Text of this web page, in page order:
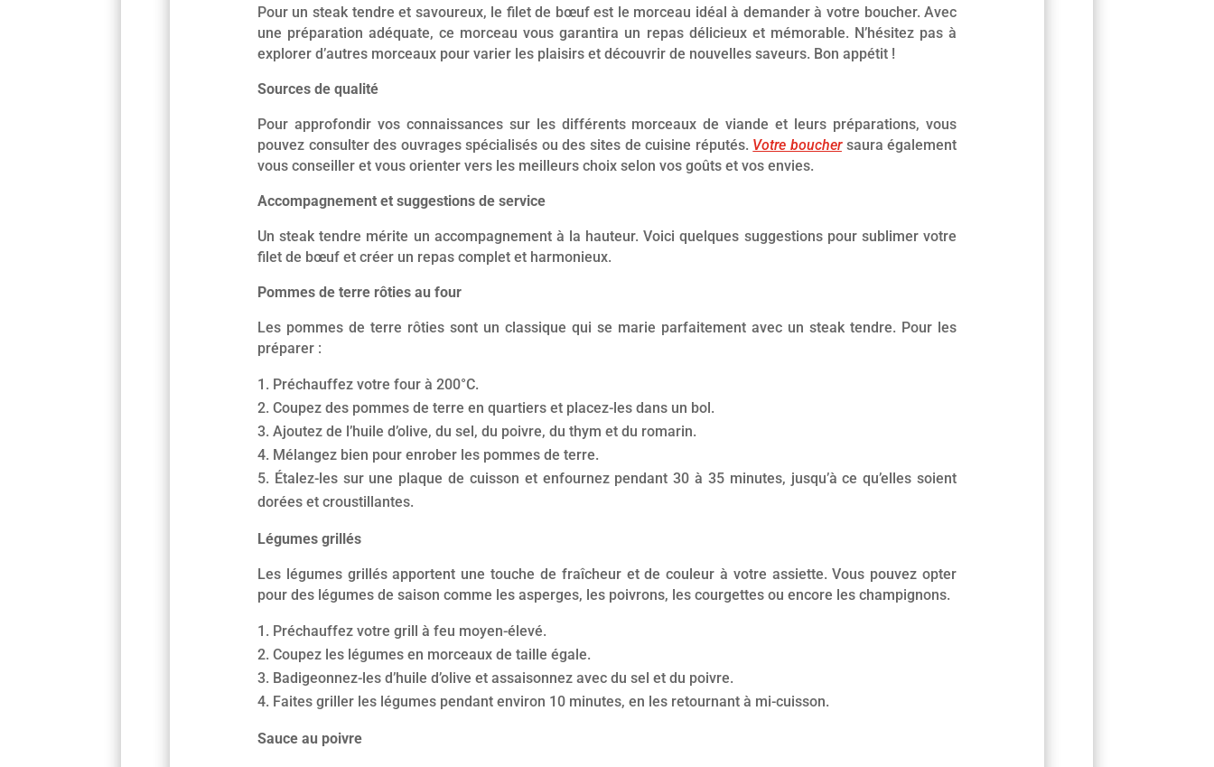
Pour un steak tendre et savoureux, le filet de bœuf est le morceau idéal à demander à votre boucher. Avec
une préparation adéquate, ce morceau vous garantira un repas délicieux et mémorable. N’hésitez pas à
explorer d’autres morceaux pour varier les plaisirs et découvrir de nouvelles saveurs. Bon appétit !
Sources de qualité
Pour approfondir vos connaissances sur les différents morceaux de viande et leurs préparations, vous
pouvez consulter des ouvrages spécialisés ou des sites de cuisine réputés. Votre bouchersaura également
vous conseiller et vous orienter vers les meilleurs choix selon vos goûts et vos envies.
Accompagnement et suggestions de service
Un steak tendre mérite un accompagnement à la hauteur. Voici quelques suggestions pour sublimer votre
filet de bœuf et créer un repas complet et harmonieux.
Pommes de terre rôties au four
Les pommes de terre rôties sont un classique qui se marie parfaitement avec un steak tendre. Pour les
préparer :
Préchauffez votre four à 200°C.
Coupez des pommes de terre en quartiers et placez-les dans un bol.
Ajoutez de l’huile d’olive, du sel, du poivre, du thym et du romarin.
Mélangez bien pour enrober les pommes de terre.
Étalez-les sur une plaque de cuisson et enfournez pendant 30 à 35 minutes, jusqu’à ce qu’elles soient
dorées et croustillantes.
Légumes grillés
Les légumes grillés apportent une touche de fraîcheur et de couleur à votre assiette. Vous pouvez opter
pour des légumes de saison comme les asperges, les poivrons, les courgettes ou encore les champignons.
Préchauffez votre grill à feu moyen-élevé.
Coupez les légumes en morceaux de taille égale.
Badigeonnez-les d’huile d’olive et assaisonnez avec du sel et du poivre.
Faites griller les légumes pendant environ 10 minutes, en les retournant à mi-cuisson.
Sauce au poivre